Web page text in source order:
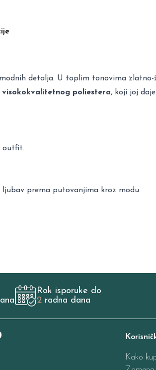
detalja. U toplim tonovima zlatno-
visokokvalitetnog poliestera, koji joj
outfit.
prema putovanjima kroz modu.
Rok isporuke do
2 radna dana
Kako